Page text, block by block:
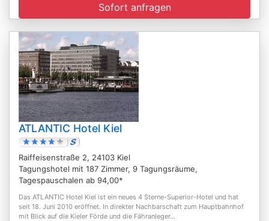
Sofort anfragen
ATLANTIC Hotel Kiel
Raiffeisenstraße 2, 24103 Kiel
Tagungshotel mit 187 Zimmer, 9 Tagungsräume,
Tagespauschalen ab 94,00*
Das ATLANTIC Hotel Kiel ist ein neues 4 Sterne-Superior-Hotel und hat
seit 18. Juni 2010 eröffnet. In direkter Nachbarschaft zum Hauptbahnhof
mit Blick auf die Kieler Förde und die Fähranleger...